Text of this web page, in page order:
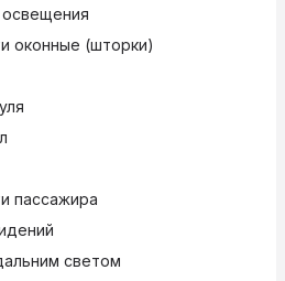
оконные (шторки)
пассажира
светом